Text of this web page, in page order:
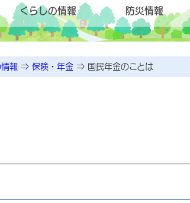
くらしの情報 防災情報
情報 ⇒ 保険・年金 ⇒ 国民年金のことは